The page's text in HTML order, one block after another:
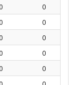
0
0
0
0
0